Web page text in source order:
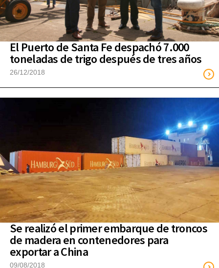
El Puerto de Santa Fe despachó 7.000
toneladas de trigo después de tres años
26/12/2018
Se realizó el primer embarque de troncos
de madera en contenedores para
exportar a China
09/08/2018